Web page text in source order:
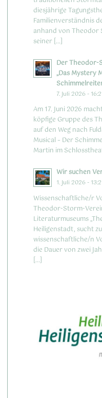
diesjährige
Familienverständnis
anhand von Theodor
seiner […]
Der Theodor-
„Das Mystery
7. Juli 2026 -
Am 17. Juni 2026
köpfige Gruppe des
auf den Weg nach
Musical – Der
Martin im
Wir suchen
1. Juli 2026 -
Wissenschaftliche/r
Theodor-Storm-
Literaturmuseums
Heiligenstadt, sucht
wissenschaftliche/n
die Dauer von zwei
[…]